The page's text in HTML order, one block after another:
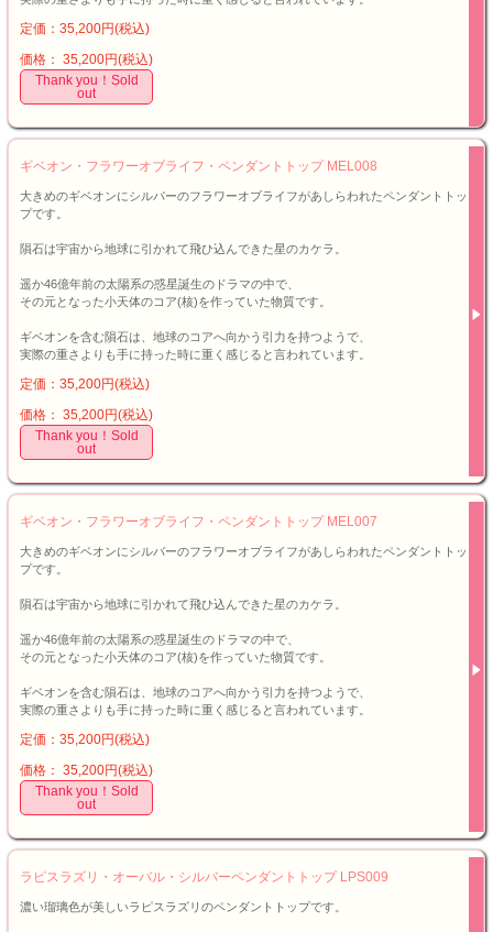
定価：35,200円(税込)
価格： 35,200円(税込)
Thank you！Sold
out
ギベオン・フラワーオブライフ・ペンダントトップ MEL008
大きめのギベオンにシルバーのフラワーオブライフがあしらわれたペンダントトッ
プです。
隕石は宇宙から地球に引かれて飛ひ込んできた星のカケラ。
遥か46億年前の太陽系の惑星誕生のドラマの中で、
その元となった小天体のコア(核)を作っていた物質です。
ギベオンを含む隕石は、地球のコアへ向かう引力を持つようで、
実際の重さよりも手に持った時に重く感じると言われています。
定価：35,200円(税込)
価格： 35,200円(税込)
Thank you！Sold
out
ギベオン・フラワーオブライフ・ペンダントトップ MEL007
大きめのギベオンにシルバーのフラワーオブライフがあしらわれたペンダントトッ
プです。
隕石は宇宙から地球に引かれて飛ひ込んできた星のカケラ。
遥か46億年前の太陽系の惑星誕生のドラマの中で、
その元となった小天体のコア(核)を作っていた物質です。
ギベオンを含む隕石は、地球のコアへ向かう引力を持つようで、
実際の重さよりも手に持った時に重く感じると言われています。
定価：35,200円(税込)
価格： 35,200円(税込)
Thank you！Sold
out
ラピスラズリ・オーバル・シルバーペンダントトップ LPS009
濃い瑠璃色が美しいラピスラズリのペンダントトップです。